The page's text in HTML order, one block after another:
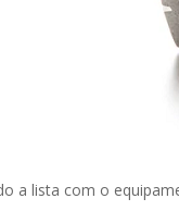
a lista com o